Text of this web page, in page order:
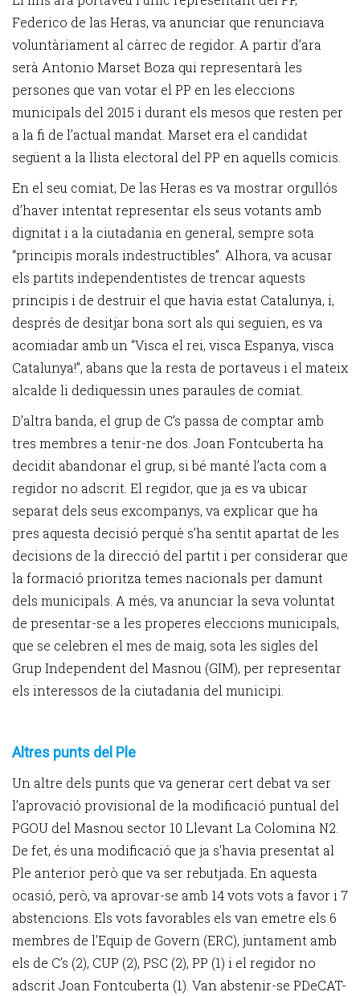
Federico de las Heras, va anunciar que renunciava
voluntàriament al càrrec de regidor. A partir d’ara
serà Antonio Marset Boza qui representarà les
persones que van votar el PP en les eleccions
municipals del 2015 i durant els mesos que resten per
a la fi de l’actual mandat. Marset era el candidat
següent a la llista electoral del PP en aquells comicis.
En el seu comiat, De las Heras es va mostrar orgullós
d’haver intentat representar els seus votants amb
dignitat i a la ciutadania en general, sempre sota
“principis morals indestructibles”. Alhora, va acusar
els partits independentistes de trencar aquests
principis i de destruir el que havia estat Catalunya, i,
després de desitjar bona sort als qui seguien, es va
acomiadar amb un “Visca el rei, visca Espanya, visca
Catalunya!”, abans que la resta de portaveus i el mateix
alcalde li dediquessin unes paraules de comiat.
D’altra banda, el grup de C’s passa de comptar amb
tres membres a tenir-ne dos. Joan Fontcuberta ha
decidit abandonar el grup, si bé manté l’acta com a
regidor no adscrit. El regidor, que ja es va ubicar
separat dels seus excompanys, va explicar que ha
pres aquesta decisió perquè s’ha sentit apartat de les
decisions de la direcció del partit i per considerar que
la formació prioritza temes nacionals per damunt
dels municipals. A més, va anunciar la seva voluntat
de presentar-se a les properes eleccions municipals,
que se celebren el mes de maig, sota les sigles del
Grup Independent del Masnou (GIM), per representar
els interessos de la ciutadania del municipi.
Altres punts del Ple
Un altre dels punts que va generar cert debat va ser
l’aprovació provisional de la modificació puntual del
PGOU del Masnou sector 10 Llevant La Colomina N2.
De fet, és una modificació que ja s'havia presentat al
Ple anterior però que va ser rebutjada. En aquesta
ocasió, però, va aprovar-se amb 14 vots vots a favor i 7
abstencions. Els vots favorables els van emetre els 6
membres de l’Equip de Govern (ERC), juntament amb
els de C’s (2), CUP (2), PSC (2), PP (1) i el regidor no
adscrit Joan Fontcuberta (1). Van abstenir-se PDeCAT-